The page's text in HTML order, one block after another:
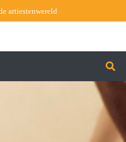
artiestenwereld